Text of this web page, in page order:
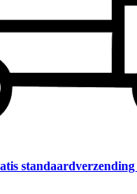
standaardverzending